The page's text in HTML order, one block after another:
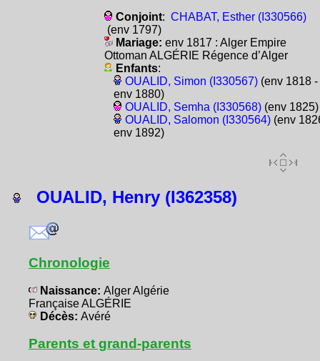
Conjoint: CHABAT, Esther (I330566)
(env 1797)
Mariage: env 1817 : Alger Empire
Ottoman ALGÉRIE Régence d’Alger
Enfants:
OUALID, Simon (I330567)(env 1818 -
env 1880)
OUALID, Semha (I330568)(env 1825)
OUALID, Salomon (I330564)(env
env 1892)
OUALID, Henry (I362358)
Chronologie
Naissance: Alger Algérie
Française ALGÉRIE
Décès: Avéré
Parents et grand-parents